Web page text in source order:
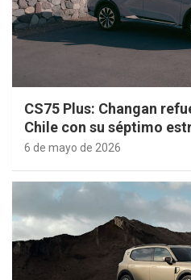
CS75 Plus: Changan
Chile con su séptimo
6 de mayo de 2026